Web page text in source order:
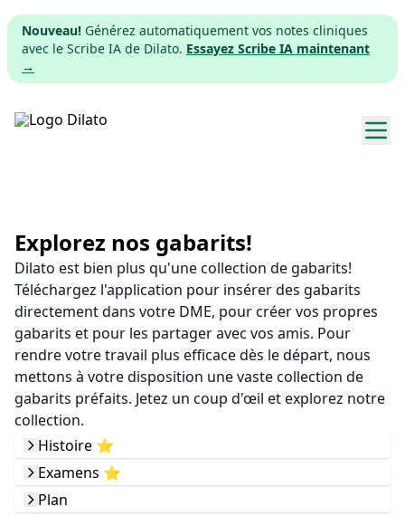
Nouveau! Générez automatiquement vos notes cliniques
avec le Scribe IA de Dilato. Essayez Scribe IA maintenant
→
Tarifs
Télécharger
App web
S'inscrire
Explorez nos gabarits!
Dilato est bien plus qu'une collection de gabarits!
Téléchargez l'application pour insérer des gabarits
directement dans votre DME, pour créer vos propres
gabarits et pour les partager avec vos amis. Pour
rendre votre travail plus efficace dès le départ, nous
mettons à votre disposition une vaste collection de
gabarits préfaits. Jetez un coup d'œil et explorez notre
collection.
Histoire ⭐️
Examens ⭐️
Plan